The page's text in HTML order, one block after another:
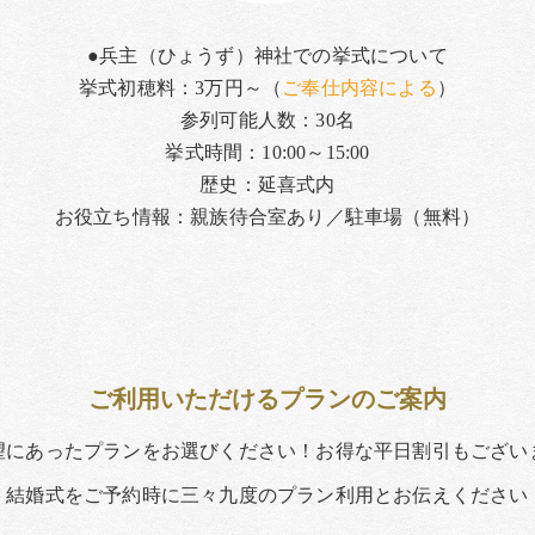
●兵主（ひょうず）神社での挙式について
挙式初穂料：3万円～（ ご奉仕内容による ）
参列可能人数：30名
挙式時間：10:00～15:00
歴史：延喜式内
お役立ち情報：親族待合室あり／駐車場（無料）
ご利用いただけるプランのご案内
にあったプランをお選びください！お得な平日割引もござい
結婚式をご予約時に三々九度のプラン利用とお伝えください